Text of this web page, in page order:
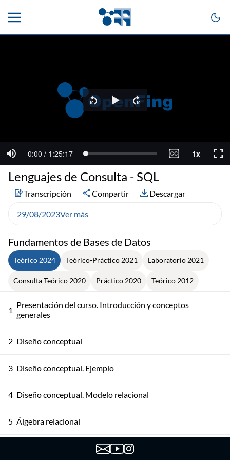
Fundamentos de Bases de Datos
Teórico 2024 Teórico-Práctico 2021 Laboratorio 2021
Consulta Teórico 2020 Práctico 2020 Teórico 2012
1 Presentación del curso. Introducción y conceptos
generales
2 Diseño conceptual
3 Diseño conceptual. Ejemplo
4 Diseño conceptual. Modelo relacional
5 Álgebra relacional
Álgebra relacional. Ejemplos
Lenguajes de Consulta - SQL
Transcripción Compartir Descargar
29/08/2023Ver más